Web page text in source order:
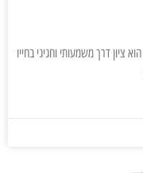
רעיונות וטיפים לקישוטים ליום הולדת 30 יום הולדת 30 הוא ציון דרך משמעותי וחגיגי בחייו